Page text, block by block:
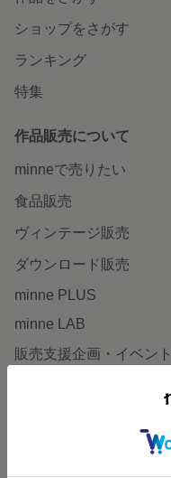
ショップをさがす
ランキング
特集
作品販売について
minneで売りたい
食品販売
ヴィンテージ販売
ダウンロード販売
minne PLUS
minne LAB
販売支援企画・イベント
minneとものづくりと